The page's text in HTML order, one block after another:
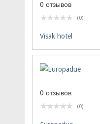
0 отзывов
(0)
Visak hotel
0 отзывов
(0)